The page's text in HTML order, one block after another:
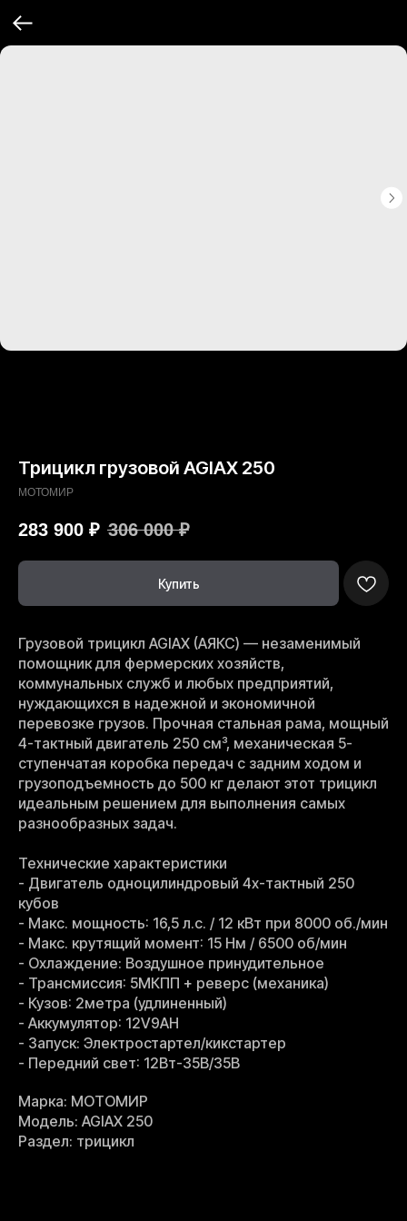
Трицикл грузовой AGIAX 250
МОТОМИР
283 900 ₽ 306 000 ₽
Купить
Грузовой трицикл AGIAX (АЯКС) — незаменимый
помощник для фермерских хозяйств,
коммунальных служб и любых предприятий,
нуждающихся в надежной и экономичной
перевозке грузов. Прочная стальная рама, мощный
4-тактный двигатель 250 см³, механическая 5-
ступенчатая коробка передач с задним ходом и
грузоподъемность до 500 кг делают этот трицикл
идеальным решением для выполнения самых
разнообразных задач.
Технические характеристики
- Двигатель одноцилиндровый 4х-тактный 250
кубов
- Макс. мощность: 16,5 л.с. / 12 кВт при 8000 об./мин
- Макс. крутящий момент: 15 Нм / 6500 об/мин
- Охлаждение: Воздушное принудительное
- Трансмиссия: 5МКПП + реверс (механика)
- Кузов: 2метра (удлиненный)
- Аккумулятор: 12V9AH
- Запуск: Электростартел/кикстартер
- Передний свет: 12Вт-35В/35В
Марка: МОТОМИР
Модель: AGIAX 250
Раздел: трицикл